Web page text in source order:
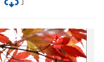
수량의 200mm 이상
이 평년에 비해 300~60
. ▲ 서해상으로 고온·다